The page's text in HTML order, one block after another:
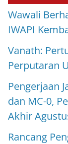
Wawali
IWAPI
Vanath:
Perputaran
Pengerjaan
dan MC-0,
Akhir
Rancang